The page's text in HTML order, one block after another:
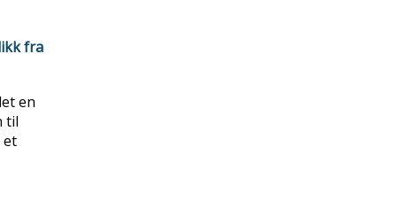
fra
en
til
et